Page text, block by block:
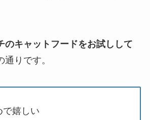
のキャットフードをお試しして
通りです。
で嬉しい